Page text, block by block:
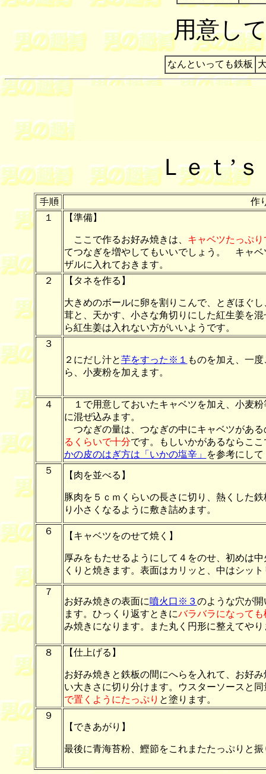
用意し
なんといっても鉄板
Ｌｅｔ’
作
１
【準備】
ここで作るお好み焼きは、 キャベツたっぷ
てつなぎを増やしてもいいでしょう。 キャ
ザルに入れておきます。
２
【タネを作る】
大きめのボールに卵を割りこんで、とぎほぐ
茸と、天かす、小さな角切りにした紅生姜を
ら紅生姜は入れない方がいいようです。
３
２にだし汁と芋をすった※１ ものを加え、一
ら、小麦粉を加えます。
４
１で用意しておいたキャベツを加え、小麦
に混ぜ込みます。
つなぎの量は、つなぎの中にキャベツがある
るくらいで十分です。もしいかがあるならこ
かの皮のはぎ方は「いかの塩辛」
を参考にし
５
【肉を並べる】
豚肉を５ｃｍくらいの長さに切り、熱くした
り小さくなるように敷き詰めます。
６ 【キャベツをのせて焼く】
厚みをもたせるようにして４をのせ、初めは
くりと焼きます。表面はカリッと、中はシッ
７
お好み焼きの表面に噴火口※３のような穴が
ます。ひっくり返すときにバラバラになって
み焼きになります。また丸く円形に整えてやり
８ 【仕上げる】
お好み焼きと鉄板の間にへらを入れて、お好
い大きさに切り分けます。ウスターソースと
で置くようにたっぷり と塗ります。
９
【できあがり】
最後に青海苔粉、鰹節をこれまたたっぷりと